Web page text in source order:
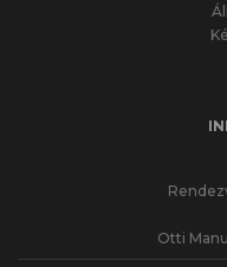
Otti